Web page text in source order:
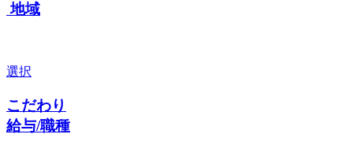
地域
選択
こだわり
給与/職種